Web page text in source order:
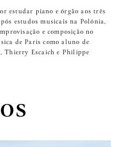
estudar piano e órgão aos três
estudos musicais na Polónia,
e composição no
de Paris como aluno de
Escaich e Philippe